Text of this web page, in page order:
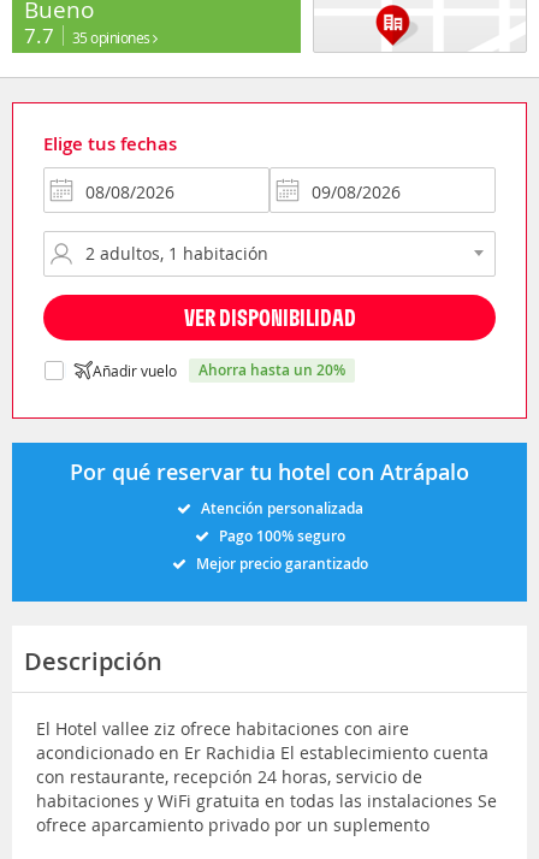
Bueno
7.7 35 opiniones
Elige tus fechas
VER DISPONIBILIDAD
Añadir vuelo ahorra hasta un 20%
Por qué reservar tu hotel con Atrápalo
Atención personalizada
Pago 100% seguro
Mejor precio garantizado
Descripción
El Hotel vallee ziz ofrece habitaciones con aire
acondicionado en Er Rachidia El establecimiento cuenta
con restaurante, recepción 24 horas, servicio de
habitaciones y WiFi gratuita en todas las instalaciones Se
ofrece aparcamiento privado por un suplemento